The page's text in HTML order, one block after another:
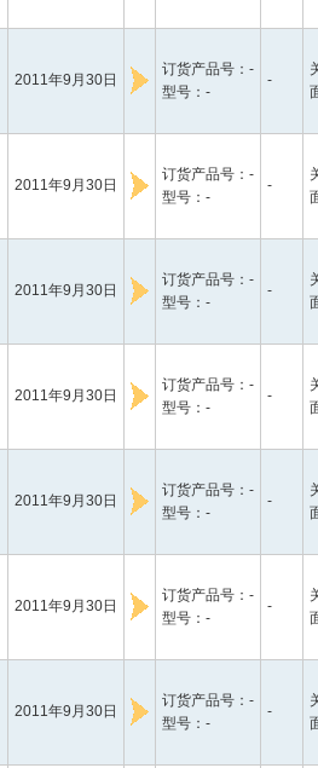
2011年9月30日
订货产品号：-
型号：-
-
2011年9月30日
订货产品号：-
型号：-
-
2011年9月30日
订货产品号：-
型号：-
-
2011年9月30日
订货产品号：-
型号：-
-
2011年9月30日
订货产品号：-
型号：-
-
2011年9月30日
订货产品号：-
型号：-
-
2011年9月30日
订货产品号：-
型号：-
-